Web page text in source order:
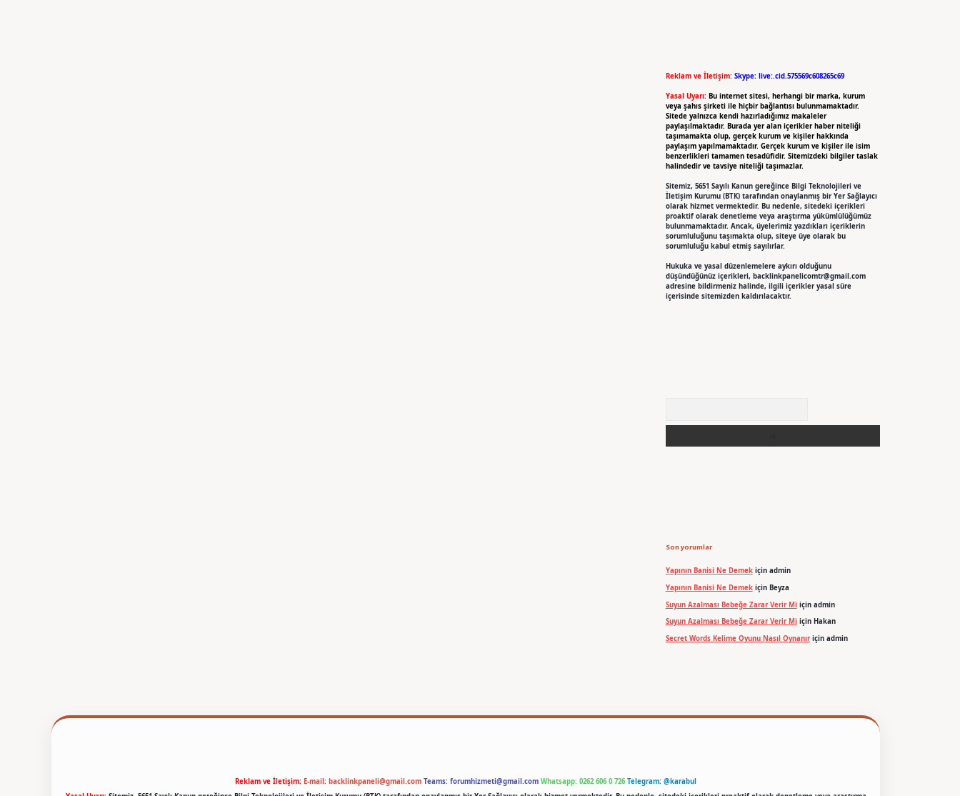
Reklam ve İletişim: Skype: live:.cid.575569c608265c69
Yasal Uyarı: Bu internet sitesi, herhangi bir marka, kurum
veya şahıs şirketi ile hiçbir bağlantısı bulunmamaktadır.
Sitede yalnızca kendi hazırladığımız makaleler
paylaşılmaktadır. Burada yer alan içerikler haber niteliği
taşımamakta olup, gerçek kurum ve kişiler hakkında
paylaşım yapılmamaktadır. Gerçek kurum ve kişiler ile isim
benzerlikleri tamamen tesadüfidir. Sitemizdeki bilgiler taslak
halindedir ve tavsiye niteliği taşımazlar.
Sitemiz, 5651 Sayılı Kanun gereğince Bilgi Teknolojileri ve
İletişim Kurumu (BTK) tarafından onaylanmış bir Yer Sağlayıcı
olarak hizmet vermektedir. Bu nedenle, sitedeki içerikleri
proaktif olarak denetleme veya araştırma yükümlülüğümüz
bulunmamaktadır. Ancak, üyelerimiz yazdıkları içeriklerin
sorumluluğunu taşımakta olup, siteye üye olarak bu
sorumluluğu kabul etmiş sayılırlar.
Hukuka ve yasal düzenlemelere aykırı olduğunu
düşündüğünüz içerikleri, backlinkpanelicomtr@gmail.com
adresine bildirmeniz halinde, ilgili içerikler yasal süre
içerisinde sitemizden kaldırılacaktır.
Son yorumlar
Yapının Banisi Ne Demekiçin admin
Yapının Banisi Ne Demekiçin Beyza
Suyun Azalması Bebeğe Zarar Verir Miiçin admin
Suyun Azalması Bebeğe Zarar Verir Miiçin Hakan
Secret Words Kelime Oyunu Nasıl Oynanıriçin admin
Reklam ve İletişim: E-mail: backlinkpaneli@gmail.com Teams: forumhizmeti@gmail.com Whatsapp: 0262 606 0 726 Telegram: @karabul